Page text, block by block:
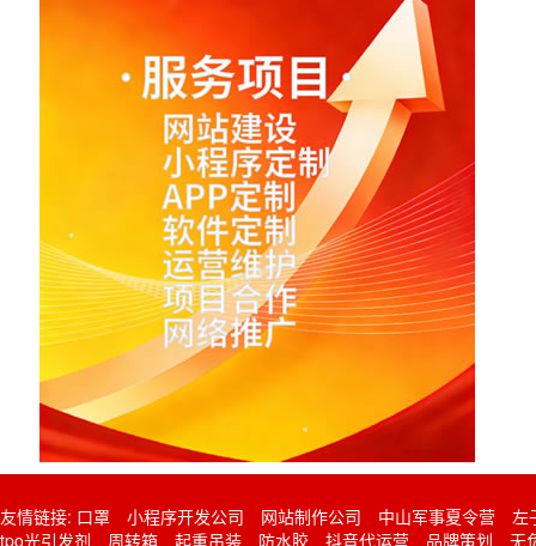
友情链接: 口罩 小程序开发公司 网站制作公司 中山军事夏令营
左
tpo光引发剂
周转箱 起重吊装 防水胶 抖音代运营 品牌策划 无